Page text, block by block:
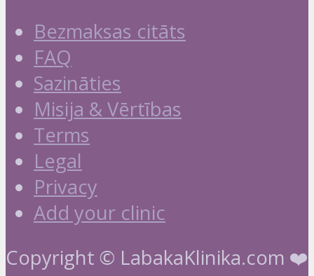
Bezmaksas citāts
FAQ
Sazināties
Misija & Vērtības
Terms
Legal
Privacy
Add your clinic
Copyright © LabakaKlinika.com ❤️